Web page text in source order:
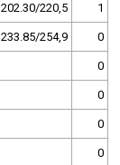
202.30/220,5 1
233.85/254,9 0
0
0
0
0